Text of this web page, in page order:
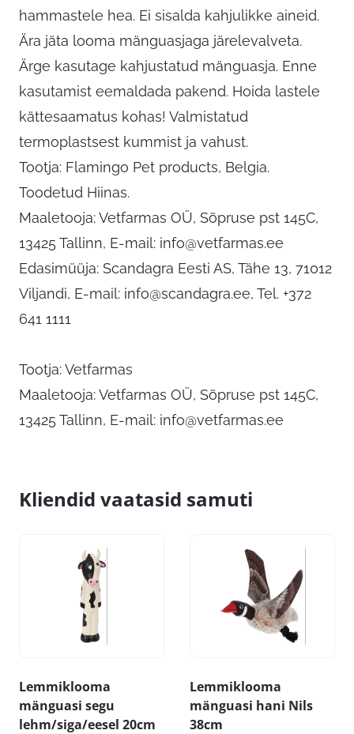
hammastele hea. Ei sisalda kahjulikke aineid.
Ära jäta looma mänguasjaga järelevalveta.
Ärge kasutage kahjustatud mänguasja. Enne
kasutamist eemaldada pakend. Hoida lastele
kättesaamatus kohas! Valmistatud
termoplastsest kummist ja vahust.
Tootja: Flamingo Pet products, Belgia.
Toodetud Hiinas.
Maaletooja: Vetfarmas OÜ, Sõpruse pst 145C,
13425 Tallinn, E-mail: info@vetfarmas.ee
Edasimüüja: Scandagra Eesti AS, Tähe 13, 71012
Viljandi, E-mail: info@scandagra.ee, Tel. +372
641 1111
Tootja: Vetfarmas
Maaletooja: Vetfarmas OÜ, Sõpruse pst 145C,
13425 Tallinn, E-mail: info@vetfarmas.ee
Kliendid vaatasid samuti
Lemmiklooma
mänguasi segu
lehm/siga/eesel 20cm
Lemmiklooma
mänguasi hani Nils
38cm